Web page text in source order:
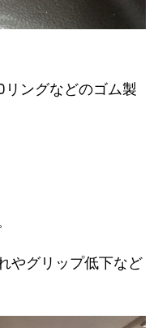
リングなどのゴム製
やグリップ低下など